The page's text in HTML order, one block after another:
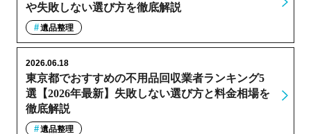
や失敗しない選び方を徹底解説
遺品整理
東京都でおすすめの不用品回収業者ランキング5
選【2026年最新】失敗しない選び方と料金相場を
徹底解説
2026.06.18
遺品整理